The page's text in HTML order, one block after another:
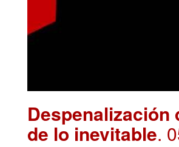
de lo inevitable.